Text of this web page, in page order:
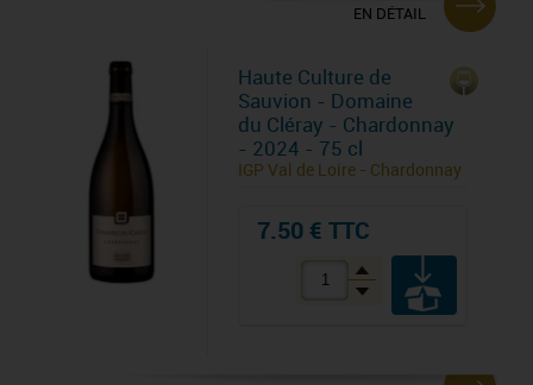
EN DÉTAIL
Haute Culture de
Sauvion - Domaine
du Cléray - Chardonnay
- 2024 - 75 cl
IGP Val de Loire - Chardonnay
7.50 € TTC